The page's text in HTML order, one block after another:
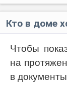
Кто в доме
Чтобы
на
в